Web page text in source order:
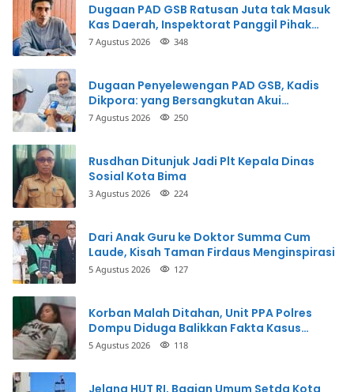
Dugaan PAD GSB Ratusan Juta tak Masuk
Kas Daerah, Inspektorat Panggil Pihak
Terkait
7 Agustus 2026 348
Dugaan Penyelewengan PAD GSB, Kadis
Dikpora: yang Bersangkutan Akui
Perbuatannya dan Siap Mengembalikan
7 Agustus 2026 250
Rusdhan Ditunjuk Jadi Plt Kepala Dinas
Sosial Kota Bima
3 Agustus 2026 224
Dari Anak Guru ke Doktor Summa Cum
Laude, Kisah Taman Firdaus Menginspirasi
5 Agustus 2026 127
Korban Malah Ditahan, Unit PPA Polres
Dompu Diduga Balikkan Fakta Kasus
Penganiayaan
5 Agustus 2026 118
Jelang HUT RI, Bagian Umum Setda Kota